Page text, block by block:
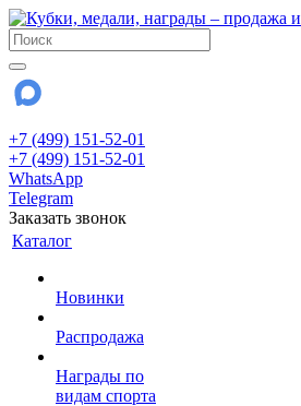
+7 (499) 151-52-01
+7 (499) 151-52-01
WhatsApp
Telegram
Заказать звонок
Каталог
Новинки
Распродажа
Награды по
видам спорта